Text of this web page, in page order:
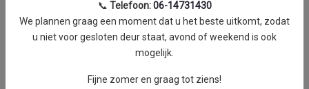
Acceleratie (0-100 km/h)
15.1 seconden
Koppel
0 Nm
5.65 l/100km
📞 Telefoon:06-14731430
We plannen graag een moment dat u het beste uitkomt, zodat
u niet voor gesloten deur staat, avond of weekend is ook
mogelijk.
Fijne zomer en graag tot ziens!